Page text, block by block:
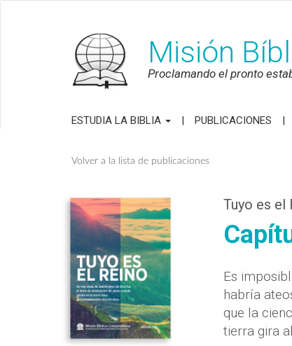
Misión
Proclamando el pronto
ESTUDIA LA BIBLIA PUBLICACIONES
Volver a la lista de publicaciones
Tuyo es el
Es
habría
que la
tierra gira